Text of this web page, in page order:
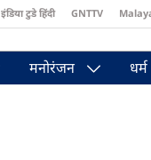
इंडिया टुडे हिंदी GNTTV
मनोरंजन धर्म